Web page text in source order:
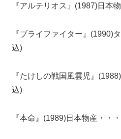
『アルテリオス』(1987)日本
『ブライファイター』(1990)
込)
『たけしの戦国風雲児』
込)
『本命』(1989)日本物産・・